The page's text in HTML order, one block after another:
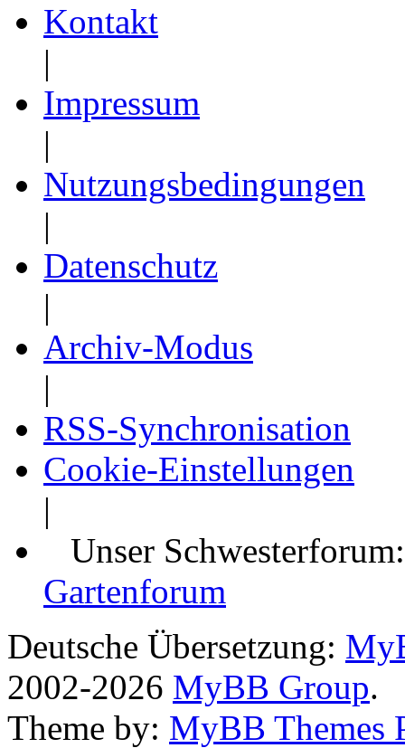
Kontakt
|
Impressum
|
Nutzungsbedingungen
|
Datenschutz
|
Archiv-Modus
|
RSS-Synchronisation
Cookie-Einstellungen
|
Unser
Gartenforum
Deutsche Übersetzung:
2002-2026 MyBB Group.
Theme by: MyBB Themes